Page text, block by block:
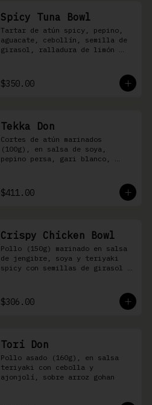
Spicy Tuna Bowl
Tartar de atún spicy, pepino,
aguacate, cebollín, semilla de
girasol, ralladura de limón
$350.00
Tekka Don
Cortes de atún marinados
(100g), en salsa de soya,
pepino persa, gari blanco,
$411.00
Crispy Chicken Bowl
Pollo (150g) marinado en salsa
de jengibre, soya y teriyaki
spicy con semillas de girasol y
$306.00
Tori Don
Pollo asado (160g), en salsa
teriyaki con cebolla y
ajonjolí, sobre arroz gohan